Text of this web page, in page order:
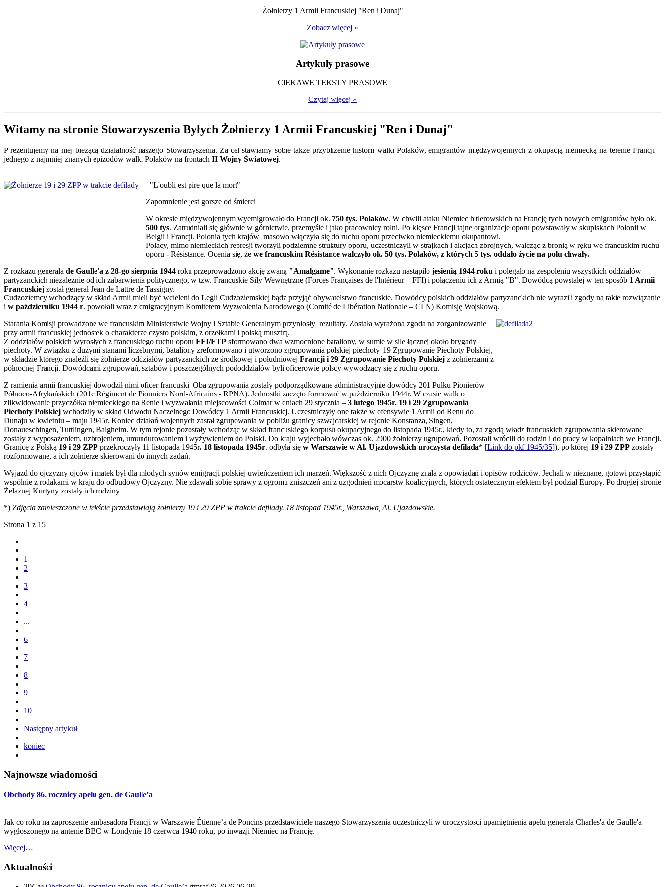
Żołnierzy 1 Armii Francuskiej "Ren i Dunaj"
Zobacz więcej »
Artykuły prasowe
CIEKAWE TEKSTY PRASOWE
Czytaj więcej »
Witamy na stronie Stowarzyszenia Byłych Żołnierzy 1 Armii Francuskiej "Ren i Dunaj"
Prezentujemy na niej bieżącą działalność naszego Stowarzyszenia. Za cel stawiamy sobie także przybliżenie historii walki Polaków, emigrantów międzywojennych z okupacją niemiecką na terenie Francji –
jednego z najmniej znanych epizodów walki Polaków na frontach II Wojny Światowej.
"L'oubli est pire que la mort"
Zapomnienie jest gorsze od śmierci
W okresie międzywojennym wyemigrowało do Francji ok. 750 tys. Polaków. W chwili ataku Niemiec hitlerowskich na Francję tych nowych emigrantów było ok.
500 tys. Zatrudniali się głównie w górnictwie, przemyśle i jako pracownicy rolni. Po klęsce Francji tajne organizacje oporu powstawały w skupiskach Polonii w
Belgii i Francji. Polonia tych krajów masowo włączyła się do ruchu oporu przeciwko niemieckiemu okupantowi.
Polacy, mimo niemieckich represji tworzyli podziemne struktury oporu, uczestniczyli w strajkach i akcjach zbrojnych, walcząc z bronią w ręku we francuskim ruchu
oporu - Résistance. Ocenia się, że we francuskim Résistance walczyło ok. 50 tys. Polaków, z których 5 tys. oddało życie na polu chwały.
Z rozkazu generała de Gaulle'a z 28-go sierpnia 1944 roku przeprowadzono akcję zwaną "Amalgame". Wykonanie rozkazu nastąpiło jesienią 1944 roku i polegało na zespoleniu wszystkich oddziałów
partyzanckich niezależnie od ich zabarwienia politycznego, w tzw. Francuskie Siły Wewnętrzne (Forces Françaises de l'Intérieur – FFI) i połączeniu ich z Armią "B". Dowódcą powstałej w ten sposób 1 Armii
Francuskiej został generał Jean de Lattre de Tassigny.
Cudzoziemcy wchodzący w skład Armii mieli być wcieleni do Legii Cudzoziemskiej bądź przyjąć obywatelstwo francuskie. Dowódcy polskich oddziałów partyzanckich nie wyrazili zgody na takie rozwiązanie
i w październiku 1944 r. powołali wraz z emigracyjnym Komitetem Wyzwolenia Narodowego (Comité de Libération Nationale – CLN) Komisję Wojskową.
Starania Komisji prowadzone we francuskim Ministerstwie Wojny i Sztabie Generalnym przyniosły rezultaty. Została wyrażona zgoda na zorganizowanie
przy armii francuskiej jednostek o charakterze czysto polskim, z orzełkami i polską musztrą.
Z oddziałów polskich wyrosłych z francuskiego ruchu oporu FFI/FTP sformowano dwa wzmocnione bataliony, w sumie w sile łącznej około brygady
piechoty. W związku z dużymi stanami liczebnymi, bataliony zreformowano i utworzono zgrupowania polskiej piechoty. 19 Zgrupowanie Piechoty Polskiej,
w składzie którego znaleźli się żołnierze oddziałów partyzanckich ze środkowej i południowej Francji i 29 Zgrupowanie Piechoty Polskiej z żołnierzami z
północnej Francji. Dowódcami zgrupowań, sztabów i poszczególnych pododdziałów byli oficerowie polscy wywodzący się z ruchu oporu.
Z ramienia armii francuskiej dowodził nimi oficer francuski. Oba zgrupowania zostały podporządkowane administracyjnie dowódcy 201 Pułku Pionierów
Północo-Afrykańskich (201e Régiment de Pionniers Nord-Africains - RPNA). Jednostki zaczęto formować w październiku 1944r. W czasie walk o
zlikwidowanie przyczółka niemieckiego na Renie i wyzwalania miejscowości Colmar w dniach 29 stycznia – 3 lutego 1945r. 19 i 29 Zgrupowania
Piechoty Polskiej wchodziły w skład Odwodu Naczelnego Dowódcy 1 Armii Francuskiej. Uczestniczyły one także w ofensywie 1 Armii od Renu do
Dunaju w kwietniu – maju 1945r. Koniec działań wojennych zastał zgrupowania w pobliżu granicy szwajcarskiej w rejonie Konstanza, Singen,
Donaueschingen, Tuttlingen, Balgheim. W tym rejonie pozostały wchodząc w skład francuskiego korpusu okupacyjnego do listopada 1945r., kiedy to, za zgodą władz francuskich zgrupowania skierowane
zostały z wyposażeniem, uzbrojeniem, umundurowaniem i wyżywieniem do Polski. Do kraju wyjechało wówczas ok. 2900 żołnierzy ugrupowań. Pozostali wrócili do rodzin i do pracy w kopalniach we Francji.
Granicę z Polską 19 i 29 ZPP przekroczyły 11 listopada 1945r. 18 listopada 1945r. odbyła się w Warszawie w Al. Ujazdowskich uroczysta defilada* [Link do pkf 1945/35]), po której 19 i 29 ZPP zostały
rozformowane, a ich żołnierze skierowani do innych zadań.
Wyjazd do ojczyzny ojców i matek był dla młodych synów emigracji polskiej uwieńczeniem ich marzeń. Większość z nich Ojczyznę znała z opowiadań i opisów rodziców. Jechali w nieznane, gotowi przystąpić
wspólnie z rodakami w kraju do odbudowy Ojczyzny. Nie zdawali sobie sprawy z ogromu zniszczeń ani z uzgodnień mocarstw koalicyjnych, których ostatecznym efektem był podział Europy. Po drugiej stronie
Żelaznej Kurtyny zostały ich rodziny.
*) Zdjęcia zamieszczone w tekście przedstawiają żołnierzy 19 i 29 ZPP w trakcie defilady. 18 listopad 1945r., Warszawa, Al. Ujazdowskie.
Strona 1 z 15
1
2
3
4
...
6
7
8
9
10
Następny artykuł
koniec
Najnowsze wiadomości
Obchody 86. rocznicy apelu gen. de Gaulle’a
Jak co roku na zaproszenie ambasadora Francji w Warszawie Étienne’a de Poncins przedstawiciele naszego Stowarzyszenia uczestniczyli w uroczystości upamiętnienia apelu generała Charles'a de Gaulle'a
wygłoszonego na antenie BBC w Londynie 18 czerwca 1940 roku, po inwazji Niemiec na Francję.
Więcej…
Aktualności